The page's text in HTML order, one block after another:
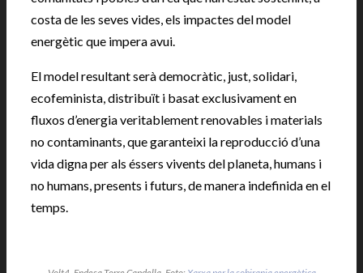
costa de les seves vides, els impactes del model
energètic que impera avui.
El model resultant serà democràtic, just, solidari,
ecofeminista, distribuït i basat exclusivament en
fluxos d’energia veritablement renovables i materials
no contaminants, que garanteixi la reproducció d’una
vida digna per als éssers vivents del planeta, humans i
no humans, presents i futurs, de manera indefinida en el
temps.